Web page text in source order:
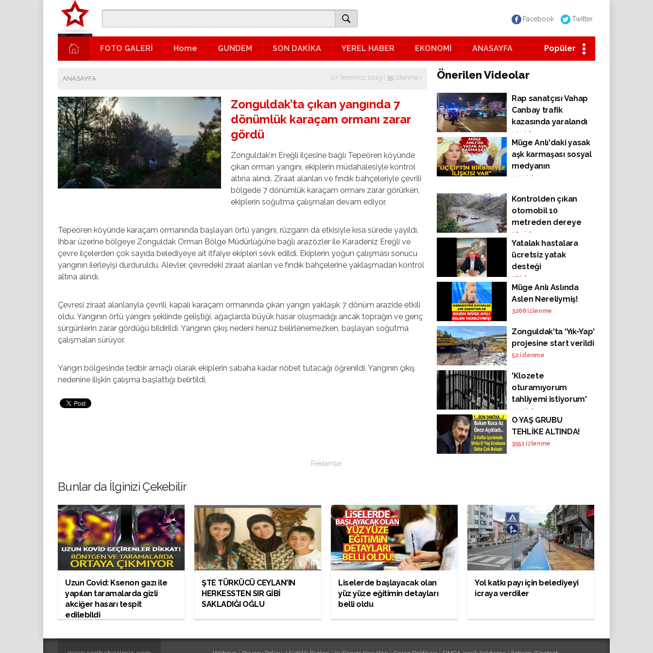
Facebook Twitter
FOTO GALERİ Home GUNDEM SON DAKİKA YEREL HABER EKONOMİ ANASAYFA Popüler
ANASAYFA 07 Temmuz 2025 ( 35 izlenme )
Zonguldak’ta çıkan yangında 7
dönümlük karaçam ormanı zarar
gördü
Zonguldak’ın Ereğli ilçesine bağlı Tepeören köyünde
çıkan orman yangını, ekiplerin müdahalesiyle kontrol
altına alındı. Ziraat alanları ve fındık bahçeleriyle çevrili
bölgede 7 dönümlük karaçam ormanı zarar görürken,
ekiplerin soğutma çalışmaları devam ediyor.
Tepeören köyünde karaçam ormanında başlayan örtü yangını, rüzgarın da etkisiyle kısa sürede yayıldı.
İhbar üzerine bölgeye Zonguldak Orman Bölge Müdürlüğü’ne bağlı arazözler ile Karadeniz Ereğli ve
çevre ilçelerden çok sayıda belediyeye ait itfaiye ekipleri sevk edildi. Ekiplerin yoğun çalışması sonucu
yangının ilerleyişi durduruldu. Alevler, çevredeki ziraat alanları ve fındık bahçelerine yaklaşmadan kontrol
altına alındı.
Çevresi ziraat alanlarıyla çevrili, kapalı karaçam ormanında çıkan yangın yaklaşık 7 dönüm arazide etkili
oldu. Yangının örtü yangını şeklinde geliştiği, ağaçlarda büyük hasar oluşmadığı ancak toprağın ve genç
sürgünlerin zarar gördüğü bildirildi. Yangının çıkış nedeni henüz belirlenemezken, başlayan soğutma
çalışmaları sürüyor.
Yangın bölgesinde tedbir amaçlı olarak ekiplerin sabaha kadar nöbet tutacağı öğrenildi. Yangının çıkış
nedenine ilişkin çalışma başlattığı belirtildi.
Önerilen Videolar
Rap sanatçısı Vahap
Canbay trafik
kazasında yaralandı
304 izlenme
Müge Anlı'daki yasak
aşk karmaşası sosyal
medyanın
gündeminde!
1312 izlenme
Kontrolden çıkan
otomobil 10
metreden dereye
uçtu; 1 yaralı
564 izlenme
Yatalak hastalara
ücretsiz yatak
desteği
58izlenme
Müge Anlı Aslında
Aslen Nereliymiş!
3268izlenme
Zonguldak'ta ‘Yık-Yap'
projesine start verildi
52 izlenme
'Klozete
oturamıyorum
tahliyemi istiyorum'
dedi!
1397izlenme
O YAŞ GRUBU
TEHLİKE ALTINDA!
3551 izlenme
Reklamlar
Bunlar da İlginizi Çekebilir
Uzun Covid: Ksenon gazı ile
yapılan taramalarda gizli
akciğer hasarı tespit
edilebildi
ŞTE TÜRKÜCÜ CEYLAN'IN
HERKESSTEN SIR GİBİ
SAKLADIĞI OĞLU
Liselerde başlayacak olan
yüz yüze eğitimin detayları
belli oldu
Yol katkı payı için belediyeyi
icraya verdiler